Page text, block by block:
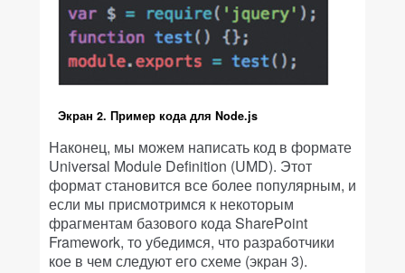
Экран 2. Пример кода для Node.js
Наконец, мы можем написать код в формате
Universal Module Definition (UMD). Этот
формат становится все более популярным, и
если мы присмотримся к некоторым
фрагментам базового кода SharePoint
Framework, то убедимся, что разработчики
кое в чем следуют его схеме (экран 3).